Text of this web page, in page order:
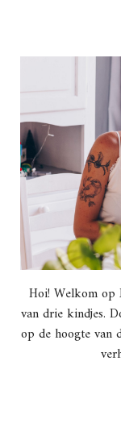
Hoi! Welkom op
van drie kindjes.
op de hoogte van